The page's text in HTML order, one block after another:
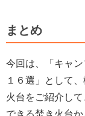
まとめ
今回は、「キャ
１６選」として
火台をご紹介し
できる焚き火台